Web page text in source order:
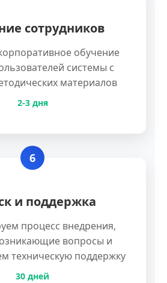
сотрудников
обучение
системы с
материалов
2-3 дня
6
и поддержка
процесс внедрения,
вопросы и
техническую поддержку
30 дней